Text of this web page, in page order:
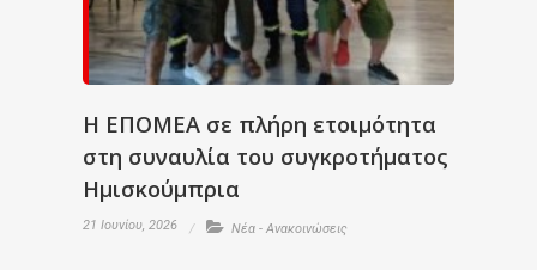
Η ΕΠΟΜΕΑ σε πλήρη ετοιμότητα
στη συναυλία του συγκροτήματος
Ημισκούμπρια
21 Ιουνίου, 2026 Νέα - Ανακοινώσεις